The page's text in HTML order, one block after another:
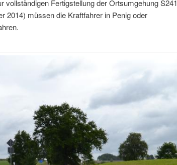
vollständigen Fertigstellung der Ortsumgehung S241
2014) müssen die Kraftfahrer in Penig oder